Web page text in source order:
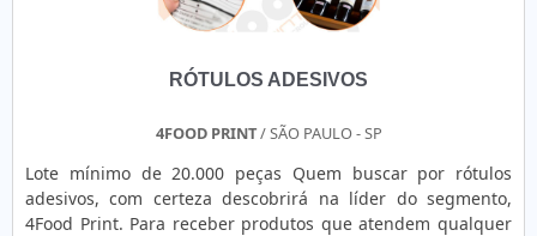
RÓTULOS ADESIVOS
4FOOD PRINT/ SÃO PAULO - SP
Lote mínimo de 20.000 peças Quem buscar por rótulos
adesivos, com certeza descobrirá na líder do segmento,
4Food Print. Para receber produtos que atendem qualquer